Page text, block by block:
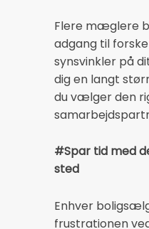
Flere mæglere
adgang til
synsvinkler på
dig en langt
du vælger den
#Spar tid med
sted
Enhver
frustrationen